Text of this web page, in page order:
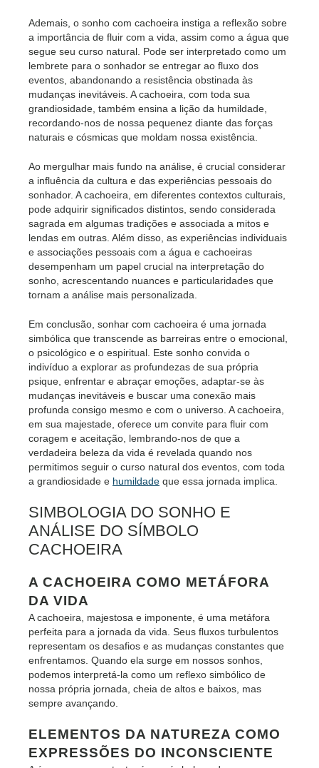
Ademais, o sonho com cachoeira instiga a reflexão sobre
a importância de fluir com a vida, assim como a água que
segue seu curso natural. Pode ser interpretado como um
lembrete para o sonhador se entregar ao fluxo dos
eventos, abandonando a resistência obstinada às
mudanças inevitáveis. A cachoeira, com toda sua
grandiosidade, também ensina a lição da humildade,
recordando-nos de nossa pequenez diante das forças
naturais e cósmicas que moldam nossa existência.
Ao mergulhar mais fundo na análise, é crucial considerar
a influência da cultura e das experiências pessoais do
sonhador. A cachoeira, em diferentes contextos culturais,
pode adquirir significados distintos, sendo considerada
sagrada em algumas tradições e associada a mitos e
lendas em outras. Além disso, as experiências individuais
e associações pessoais com a água e cachoeiras
desempenham um papel crucial na interpretação do
sonho, acrescentando nuances e particularidades que
tornam a análise mais personalizada.
Em conclusão, sonhar com cachoeira é uma jornada
simbólica que transcende as barreiras entre o emocional,
o psicológico e o espiritual. Este sonho convida o
indivíduo a explorar as profundezas de sua própria
psique, enfrentar e abraçar emoções, adaptar-se às
mudanças inevitáveis e buscar uma conexão mais
profunda consigo mesmo e com o universo. A cachoeira,
em sua majestade, oferece um convite para fluir com
coragem e aceitação, lembrando-nos de que a
verdadeira beleza da vida é revelada quando nos
permitimos seguir o curso natural dos eventos, com toda
a grandiosidade e humildade que essa jornada implica.
SIMBOLOGIA DO SONHO E
ANÁLISE DO SÍMBOLO
CACHOEIRA
A CACHOEIRA COMO METÁFORA
DA VIDA
A cachoeira, majestosa e imponente, é uma metáfora
perfeita para a jornada da vida. Seus fluxos turbulentos
representam os desafios e as mudanças constantes que
enfrentamos. Quando ela surge em nossos sonhos,
podemos interpretá-la como um reflexo simbólico de
nossa própria jornada, cheia de altos e baixos, mas
sempre avançando.
ELEMENTOS DA NATUREZA COMO
EXPRESSÕES DO INCONSCIENTE